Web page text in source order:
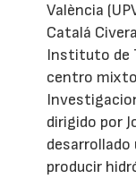
València
Catalá
Instituto de
centro
dirigido por
producir